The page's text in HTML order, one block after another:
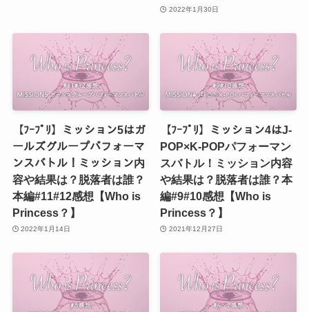
2022年1月30日
【ﾌｰﾌﾟﾘ】ミッション5はガ
ールズグループパフォーマ
ンスバトル！ミッション内
容や結果は？脱落者は誰？
本編#11#12感想【Who is
Princess？】
2022年1月14日
【ﾌｰﾌﾟﾘ】ミッション4はJ-
POP×K-POPパフォーマン
スバトル！ミッション内容
や結果は？脱落者は誰？本
編#9#10感想【Who is
Princess？】
2021年12月27日